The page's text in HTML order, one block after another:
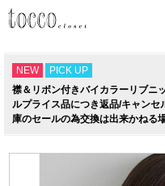
NEW
PICK UP
襟＆リボン付きバイカラーリブニ
ルプライス品につき返品/キャン
庫のセールの為交換は出来かねる